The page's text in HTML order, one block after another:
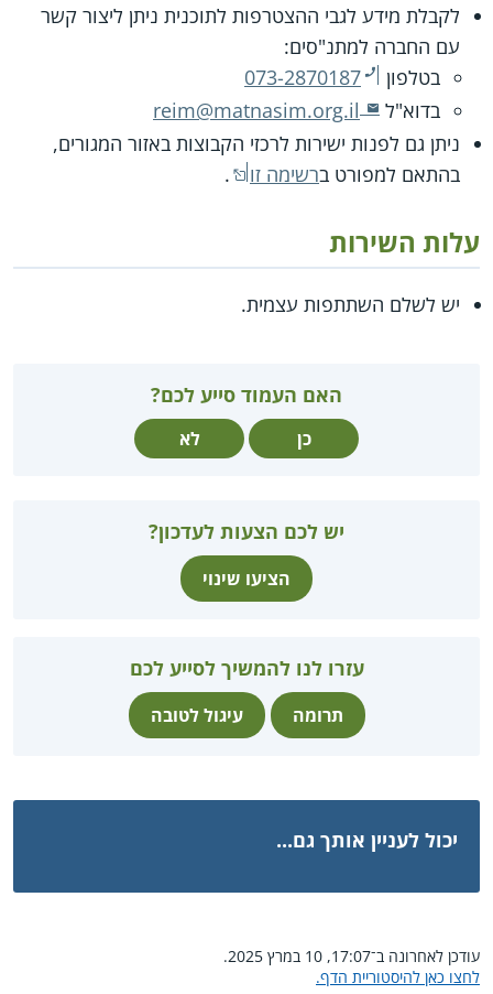
לקבלת מידע לגבי ההצטרפות לתוכנית ניתן ליצור קשר
עם החברה למתנ"סים:
בטלפון
073-2870187
בדוא"ל
reim@matnasim.org.il
ניתן גם לפנות ישירות לרכזי הקבוצות באזור המגורים,
בהתאם למפורט ברשימה זו .
עלות השירות
יש לשלם השתתפות עצמית.
האם העמוד סייע לכם?
כן לא
יש לכם הצעות לעדכון?
הציעו שינוי
עזרו לנו להמשיך לסייע לכם
תרומה עיגול לטובה
יכול לעניין אותך גם...
עודכן לאחרונה ב־17:07, 10 במרץ 2025.
לחצו כאן להיסטוריית הדף.